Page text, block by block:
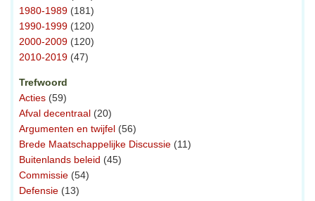
1980-1989 (181)
1990-1999 (120)
2000-2009 (120)
2010-2019 (47)
Trefwoord
Acties (59)
Afval decentraal (20)
Argumenten en twijfel (56)
Brede Maatschappelijke Discussie (11)
Buitenlands beleid (45)
Commissie (54)
Defensie (13)